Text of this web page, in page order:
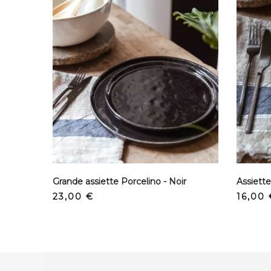
Grande assiette Porcelino - Noir
Precio
23,00 € 16,00